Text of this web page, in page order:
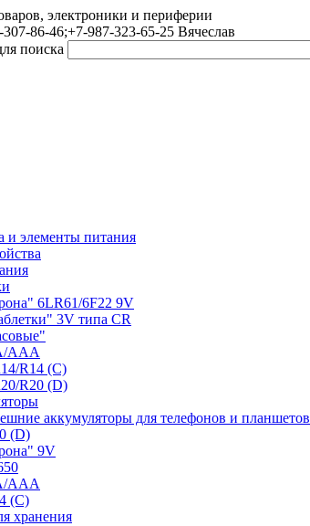
электроники и периферии
86-46;+7-987-323-65-25 Вячеслав
поиска
и элементы питания
6LR61/6F22 9V
3V типа CR
AAA
R14 (C)
R20 (D)
аккумуляторы для телефонов и планшетов
(D)
9V
AAA
(C)
хранения